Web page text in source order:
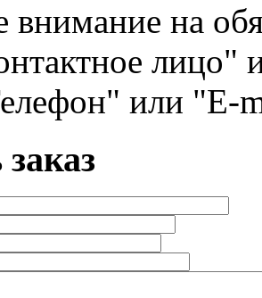
внимание на
лицо"
или